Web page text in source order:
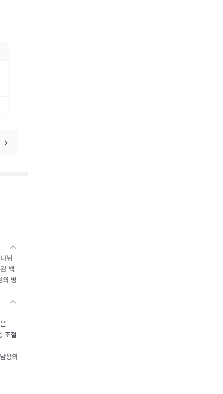
뉘
백
의 병
조절
용의